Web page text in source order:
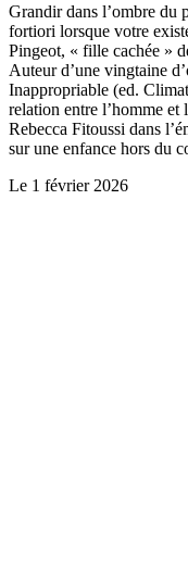
Grandir dans l’ombre du
fortiori lorsque votre
Pingeot, « fille cachée »
Auteur d’une vingtaine
Inappropriable (ed.
relation entre l’homme
Rebecca Fitoussi dans
sur une enfance hors du
Le 1 février 2026